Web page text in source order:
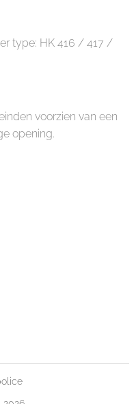
type: HK 416 / 417 /
voorzien van een
opening.